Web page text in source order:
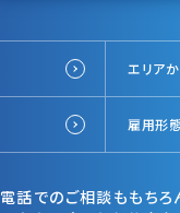
エリア
雇用形
電話でのご相談ももちろ